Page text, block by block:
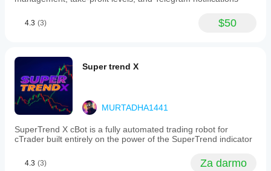
4.3 (3) $50
Super trend X
MURTADHA1441
SuperTrend X cBot is a fully automated trading robot for
cTrader built entirely on the power of the SuperTrend indicator
4.3 (3) Za darmo